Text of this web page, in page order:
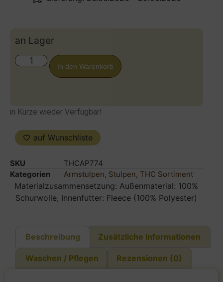
an Lager
In den Warenkorb
in Kürze wieder Verfügbar!
auf Wunschliste
SKU
THCAP774
Kategorien
Armstulpen, Stulpen, THC Sortiment
Materialzusammensetzung: Außenmaterial: 100%
Schurwolle, Innenfutter: Fleece (100% Polyester)
Beschreibung Zusätzliche Informationen
Waschen / Pflegen Rezensionen (0)